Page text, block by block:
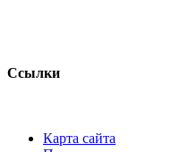
Ссылки
Карта сайта